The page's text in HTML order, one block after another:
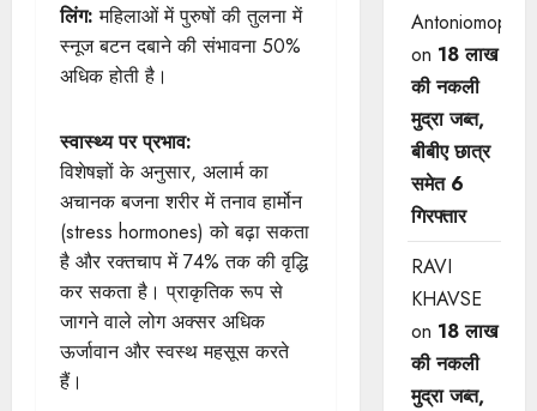
लिंग:महिलाओं में पुरुषों की तुलना में
स्नूज बटन दबाने की संभावना 50%
अधिक होती है।
स्वास्थ्य पर प्रभाव:
विशेषज्ञों के अनुसार, अलार्म का
अचानक बजना शरीर में तनाव हार्मोन
(stress hormones) को बढ़ा सकता
है और रक्तचाप में 74% तक की वृद्धि
कर सकता है। प्राकृतिक रूप से
जागने वाले लोग अक्सर अधिक
ऊर्जावान और स्वस्थ महसूस करते
हैं।
Antoniomop
on 18 लाख
की नकली
मुद्रा जब्त,
बीबीए छात्र
समेत 6
गिरफ्तार
RAVI
KHAVSE
on 18 लाख
की नकली
मुद्रा जब्त,